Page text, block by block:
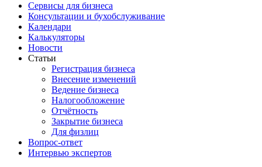
Сервисы для бизнеса
Консультации и бухобслуживание
Календари
Калькуляторы
Новости
Статьи
Регистрация бизнеса
Внесение изменений
Ведение бизнеса
Налогообложение
Отчётность
Закрытие бизнеса
Для физлиц
Вопрос-ответ
Интервью экспертов